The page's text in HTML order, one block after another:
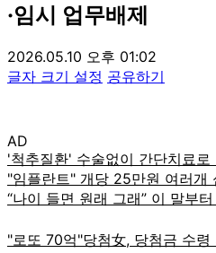
·임시 업무배제
2026.05.10 오후 01:02
글자 크기 설정 공유하기
AD